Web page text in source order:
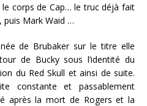
corps de Cap… le truc déjà fait
puis Mark Waid …
de Brubaker sur le titre elle
de Bucky sous l’identité du
du Red Skull et ainsi de suite.
constante et passablement
après la mort de Rogers et la